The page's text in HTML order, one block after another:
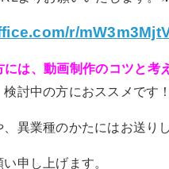
r/
には、動画制作のコツと考
討中の方におススメです！
異業種のかたにはお送り
申し上げます。